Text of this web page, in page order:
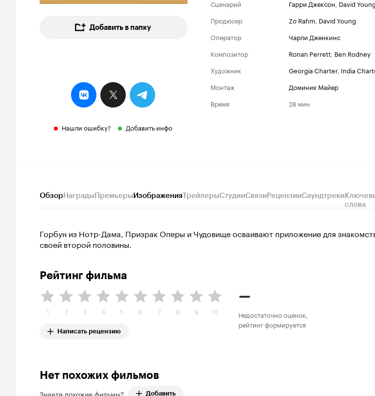
Добавить в папку
Нашли ошибку? Добавить инфо
Сценарий
Гарри Джексон, David
Продюсер
Zo Rahm, David Young
Оператор
Чарли Дженкинс
Композитор
Ronan Perrett, Ben Rodney
Художник
Georgia Charter, India
Монтаж
Доминик Майер
Время
28 мин
ОбзорНаградыПремьерыИзображенияТрейлерыСтудииСвязиРецензииСаундтреки
слова
Горбун из Нотр-Дама, Призрак Оперы и Чудовище осваивают приложение для
своей второй половины.
Рейтинг фильма
1 2 3 4 5 6 7 8 9 10
Написать рецензию
–
Недостаточно оценок,
рейтинг формируется
Нет похожих фильмов
Знаете похожие фильмы? Добавить